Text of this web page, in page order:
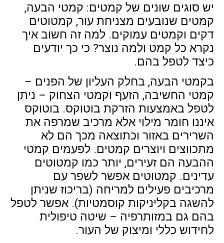
יש סוגים שונים של קמטים: קמטי הבעה,
קמטים שנובעים מצניחת עור, קמטוטים
דקים וקמטים עמוקים. למה זה חשוב איך
נקרא כל קמט ולמה נוצר? כי כך יודעים
כיצד לטפל בהם.
בקמטי הבעה, בחלק העליון של הפנים –
קמטי החשיבה, הזעף וקמטי הצחוק – ניתן
לטפל באמצעות הזרקת בוטוקס. בוטוקס
איננו חומר מילוי אלא מרכיב שמרפה את
השרירים באזור וכתוצאה מכך הם לא
מתכווצים ויוצרים קמטים. לפעמים קמטי
ההבעה הם זעירים, יותר כמו קמטוטים
עדינים. קמטוטים אפשר לשפר עם
מרכיבים פעילים למריחה (בריכוז שניתן
להשגה בקליניקות קוסמטיות). אפשר לטפל
בהם גם במזותרפיה – שיטה טיפולית
לחידוש כללי ומיצוק של העור.